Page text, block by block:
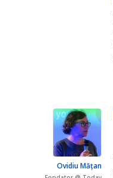
Ovidiu Mățan